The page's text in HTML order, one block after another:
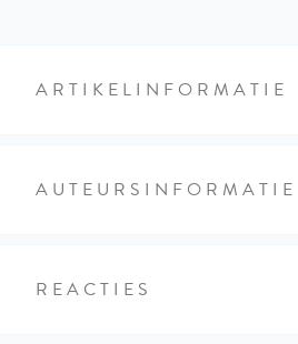
ARTIKELINFORMATIE
AUTEURSINFORMATIE
REACTIES